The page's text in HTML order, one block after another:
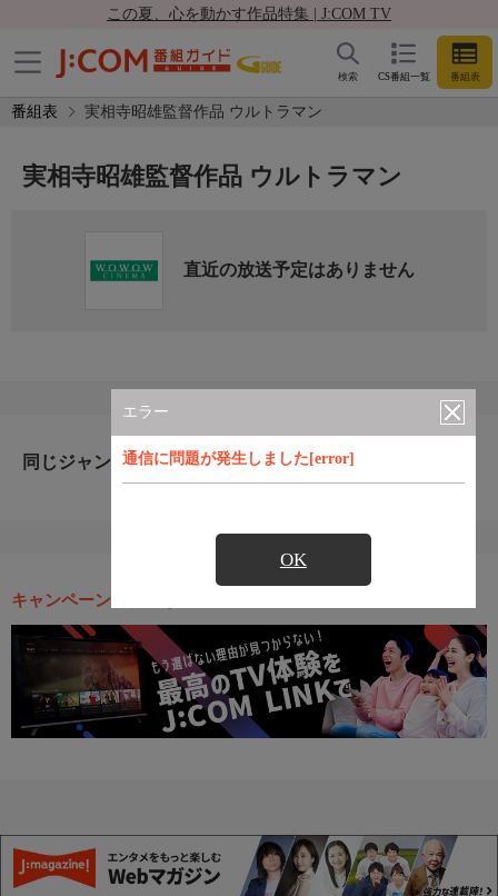
この夏、心を動かす作品特集 | J:COM TV
CS番組一覧 番組表
検索
番組表 実相寺昭雄監督作品 ウルトラマン
エラー
通信に問題が発生しました[error]
OK
実相寺昭雄監督作品 ウルトラマン
直近の放送予定はありません
同じジャンルのおすすめ番組
キャンペーン・お得な情報